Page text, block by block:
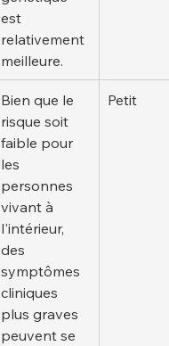
est
relativement
meilleure.
Bien que le
risque soit
faible pour
les
personnes
vivant à
l'intérieur,
des
symptômes
cliniques
plus graves
peuvent se
Petit